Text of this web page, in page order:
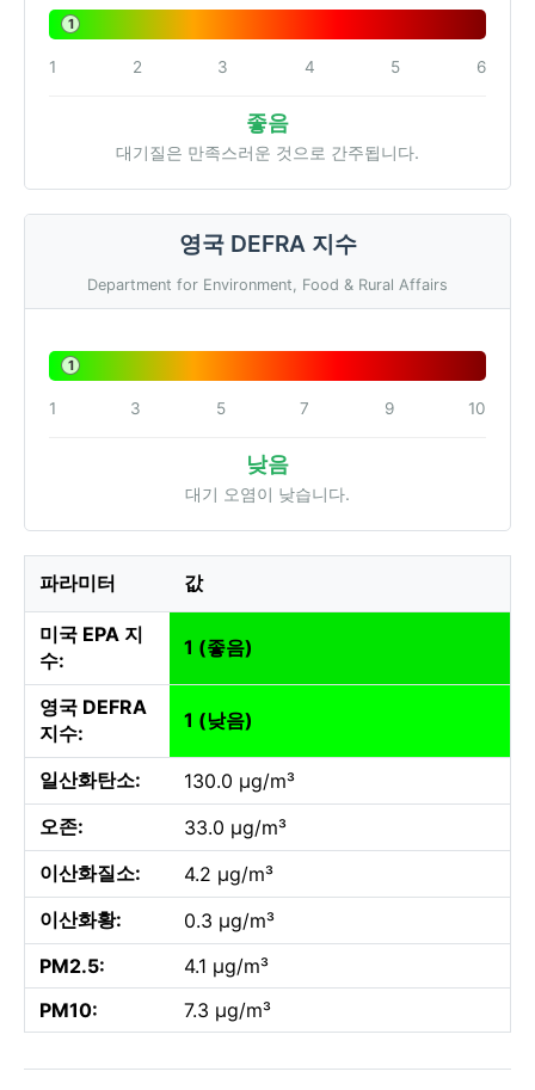
1
1 2 3 4 5 6
좋음
대기질은 만족스러운 것으로 간주됩니다.
영국 DEFRA 지수
Department for Environment, Food & Rural Affairs
1
1 3 5 7 9 10
낮음
대기 오염이 낮습니다.
파라미터 값
미국 EPA 지
수:
1 (좋음)
영국 DEFRA
지수:
1 (낮음)
일산화탄소:
130.0 µg/m³
오존:
33.0 µg/m³
이산화질소:
4.2 µg/m³
이산화황:
0.3 µg/m³
PM2.5:
4.1 µg/m³
PM10:
7.3 µg/m³